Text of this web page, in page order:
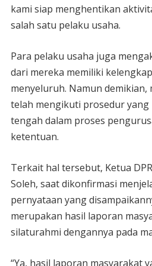
kami siap menghentikan
salah satu pelaku usaha.
Para pelaku usaha juga
dari mereka memiliki
menyeluruh. Namun demikian,
telah mengikuti prosedur yang
tengah dalam proses
ketentuan.
Terkait hal tersebut, Ketua
Soleh, saat dikonfirmasi
pernyataan yang
merupakan hasil laporan
silaturahmi dengannya pada
“Ya, hasil laporan masyarakat